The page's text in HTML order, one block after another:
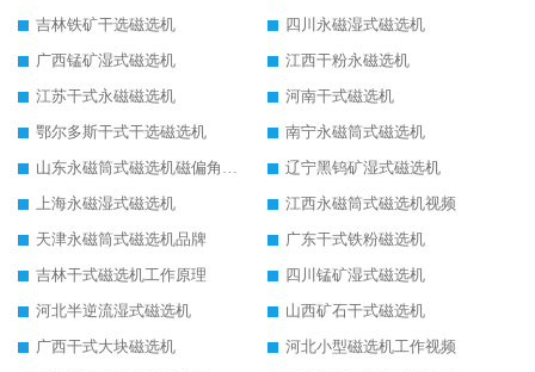
吉林铁矿干选磁选机
四川永磁湿式磁选机
广西锰矿湿式磁选机
江西干粉永磁选机
江苏干式永磁磁选机
河南干式磁选机
鄂尔多斯干式干选磁选机
南宁永磁筒式磁选机
山东永磁筒式磁选机磁偏角怎么调整
辽宁黑钨矿湿式磁选机
上海永磁湿式磁选机
江西永磁筒式磁选机视频
天津永磁筒式磁选机品牌
广东干式铁粉磁选机
吉林干式磁选机工作原理
四川锰矿湿式磁选机
河北半逆流湿式磁选机
山西矿石干式磁选机
广西干式大块磁选机
河北小型磁选机工作视频